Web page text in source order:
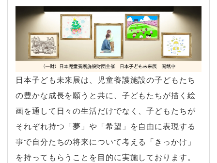
日本子ども未来展は、児童養護施設の子どもたち
の豊かな成長を願うと共に、子どもたちが描く絵
画を通して日々の生活だけでなく、子どもたちが
それぞれ持つ「夢」や「希望」を自由に表現する
事で自分たちの将来について考える「きっかけ」
を持ってもらうことを目的に実施しております。